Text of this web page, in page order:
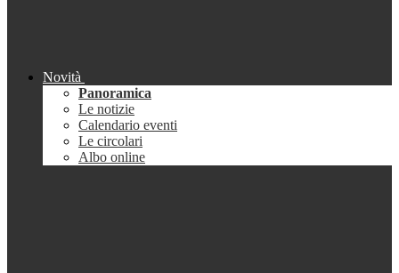
Novità
Panoramica
Le notizie
Calendario eventi
Le circolari
Albo online